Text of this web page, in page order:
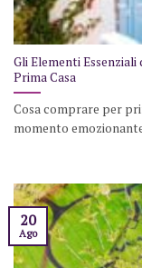
Gli Elementi
Prima Casa
Cosa comprare per
momento
20
Ago